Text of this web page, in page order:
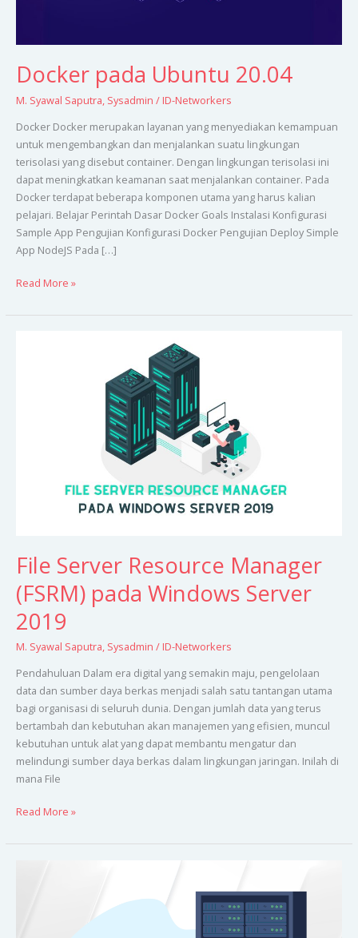
Docker pada Ubuntu 20.04
M. Syawal Saputra, Sysadmin / ID-Networkers
Docker Docker merupakan layanan yang menyediakan kemampuan
untuk mengembangkan dan menjalankan suatu lingkungan
terisolasi yang disebut container. Dengan lingkungan terisolasi ini
dapat meningkatkan keamanan saat menjalankan container. Pada
Docker terdapat beberapa komponen utama yang harus kalian
pelajari. Belajar Perintah Dasar Docker Goals Instalasi Konfigurasi
Sample App Pengujian Konfigurasi Docker Pengujian Deploy Simple
App NodeJS Pada […]
Read More »
File Server Resource Manager
(FSRM) pada Windows Server
2019
M. Syawal Saputra, Sysadmin / ID-Networkers
Pendahuluan Dalam era digital yang semakin maju, pengelolaan
data dan sumber daya berkas menjadi salah satu tantangan utama
bagi organisasi di seluruh dunia. Dengan jumlah data yang terus
bertambah dan kebutuhan akan manajemen yang efisien, muncul
kebutuhan untuk alat yang dapat membantu mengatur dan
melindungi sumber daya berkas dalam lingkungan jaringan. Inilah di
mana File
Read More »